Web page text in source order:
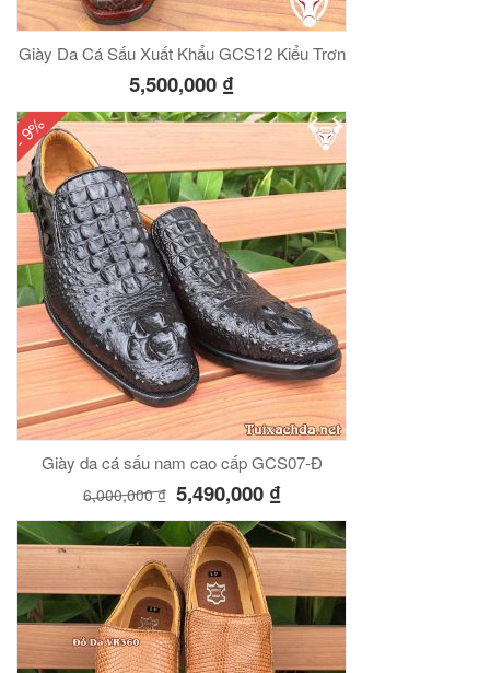
Giày Da Cá Sấu Xuất Khẩu GCS12 Kiểu Trơn
5,500,000 ₫
- 9%
Giày da cá sấu nam cao cấp GCS07-Đ
6,000,000₫ 5,490,000 ₫